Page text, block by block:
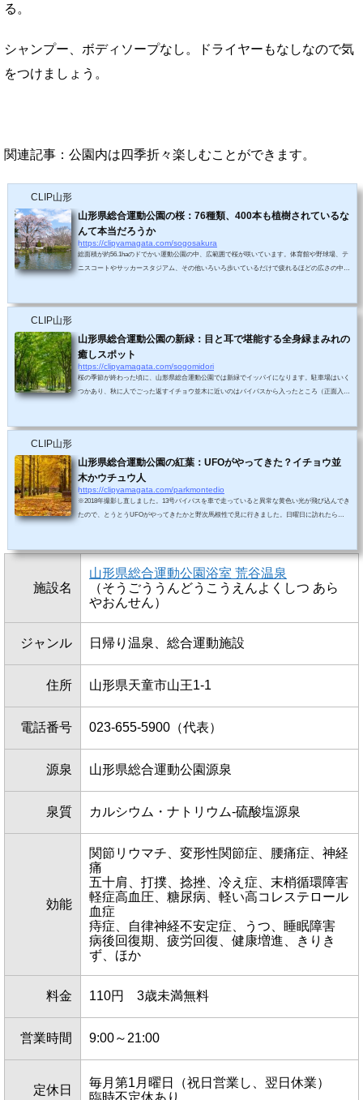
る。
シャンプー、ボディソープなし。ドライヤーもなしなので気
をつけましょう。
関連記事：公園内は四季折々楽しむことができます。
CLIP山形
山形県総合運動公園の桜：76種類、400本も植樹されているな
んて本当だろうか
https://clipyamagata.com/sogosakura
総面積が約56.1haのドでかい運動公園の中、広範囲で桜が咲いています。体育館や野球場、テ
ニスコートやサッカースタジアム、その他いろいろ歩いているだけで疲れるほどの広さの中
んですが満開のタイミングは少しズレているようで、一日ですべての撮影は無理が生じます。
CLIP山形
山形県総合運動公園の新緑：目と耳で堪能する全身緑まみれの
癒しスポット
https://clipyamagata.com/sogomidori
桜の季節が終わった頃に、山形県総合運動公園では新緑でイッパイになります。駐車場はいく
つかあり、秋に人でごった返すイチョウ並木に近いのはバイパスから入ったところ（正面入
式サイトに書いてます。地図が掲載されているので、散歩には便利かもしれません。この周辺
CLIP山形
山形県総合運動公園の紅葉：UFOがやってきた？イチョウ並
木かウチュウ人
https://clipyamagata.com/parkmontedio
※2018年撮影し直しました。13号バイパスを車で走っていると異常な黄色い光が飛び込んでき
たので、とうとうUFOがやってきたかと野次馬根性で見に行きました。日曜日に訪れたらイ
でしょうね。イチョウ並木は左右対称に並び、シンメトリックな構図はこの先に宇宙人が待ち
受けているとしか思えません。先に進むと、久しぶりに天気がよくて青空とイチョウの黄色
施設名
山形県総合運動公園浴室 荒谷温泉
（そうごううんどうこうえんよくしつ あら
やおんせん）
ジャンル 日帰り温泉、総合運動施設
住所 山形県天童市山王1-1
電話番号 023-655-5900（代表）
源泉 山形県総合運動公園源泉
泉質 カルシウム・ナトリウム-硫酸塩源泉
効能
関節リウマチ、変形性関節症、腰痛症、神経
痛
五十肩、打撲、捻挫、冷え症、末梢循環障害
軽症高血圧、糖尿病、軽い高コレステロール
血症
痔症、自律神経不安定症、うつ、睡眠障害
病後回復期、疲労回復、健康増進、きりき
ず、ほか
料金 110円 3歳未満無料
営業時間 9:00～21:00
定休日
毎月第1月曜日（祝日営業し、翌日休業）
臨時不定休あり